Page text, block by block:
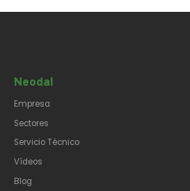
Neodal
Empresa
Sectores
Servicio Técnico
Vídeos
Blog